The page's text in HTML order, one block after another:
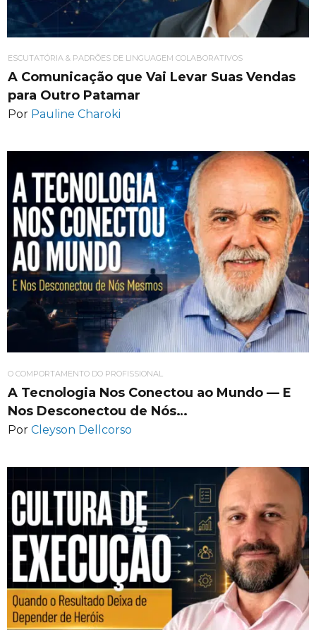
ESCUTATÓRIA & PADRÕES DE LINGUAGEM COLABORATIVOS
A Comunicação que Vai Levar Suas Vendas
para Outro Patamar
Por Pauline Charoki
O COMPORTAMENTO DO PROFISSIONAL
A Tecnologia Nos Conectou ao Mundo — E
Nos Desconectou de Nós…
Por Cleyson Dellcorso